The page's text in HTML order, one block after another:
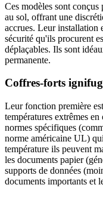
Ces modèles sont
au sol, offrant une
accrues. Leur installation
sécurité qu'ils procurent
déplaçables. Ils sont
permanente.
Coffres-forts
Leur fonction première
températures extrêmes
normes spécifiques
norme américaine UL)
température ils peuvent
les documents papier
supports de données
documents importants et